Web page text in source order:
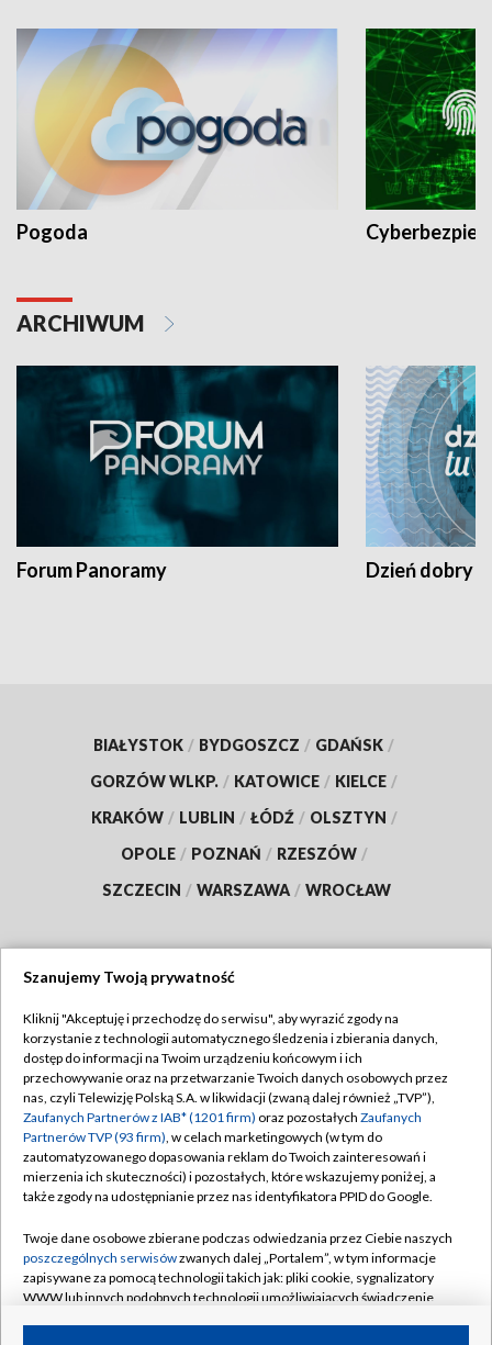
Pogoda
ARCHIWUM
Forum Panoramy Dzień dobry
BIAŁYSTOK / BYDGOSZCZ / GDAŃSK /
GORZÓW WLKP. / KATOWICE / KIELCE /
KRAKÓW / LUBLIN / ŁÓDŹ / OLSZTYN /
OPOLE / POZNAŃ / RZESZÓW /
SZCZECIN / WARSZAWA / WROCŁAW
TVP
Abonament TVP
Emisja w TVP
Centrum informacji TVP
Naziemna Telewizja Cyfrowa
Rada Programowa
System NOS
Informacje o nadawcy
Regulamin TVP
Polityka prywatności
Moje zgody
Pomoc
Kontakt
Kanały
Szanujemy Twoją prywatność
Kliknij "Akceptuję i przechodzę do serwisu", aby wyrazić zgody na
korzystanie z technologii automatycznego śledzenia i zbierania danych,
dostęp do informacji na Twoim urządzeniu końcowym i ich
przechowywanie oraz na przetwarzanie Twoich danych osobowych przez
nas, czyli Telewizję Polską S.A. w likwidacji (zwaną dalej również „TVP”),
Zaufanych Partnerów z IAB* (1201 firm) oraz pozostałych Zaufanych
Partnerów TVP (93 firm), w celach marketingowych (w tym do
zautomatyzowanego dopasowania reklam do Twoich zainteresowań i
mierzenia ich skuteczności) i pozostałych, które wskazujemy poniżej, a
także zgody na udostępnianie przez nas identyfikatora PPID do Google.
Twoje dane osobowe zbierane podczas odwiedzania przez Ciebie naszych
poszczególnych serwisówzwanych dalej „Portalem”, w tym informacje
zapisywane za pomocą technologii takich jak: pliki cookie, sygnalizatory
WWW lub innych podobnych technologii umożliwiających świadczenie